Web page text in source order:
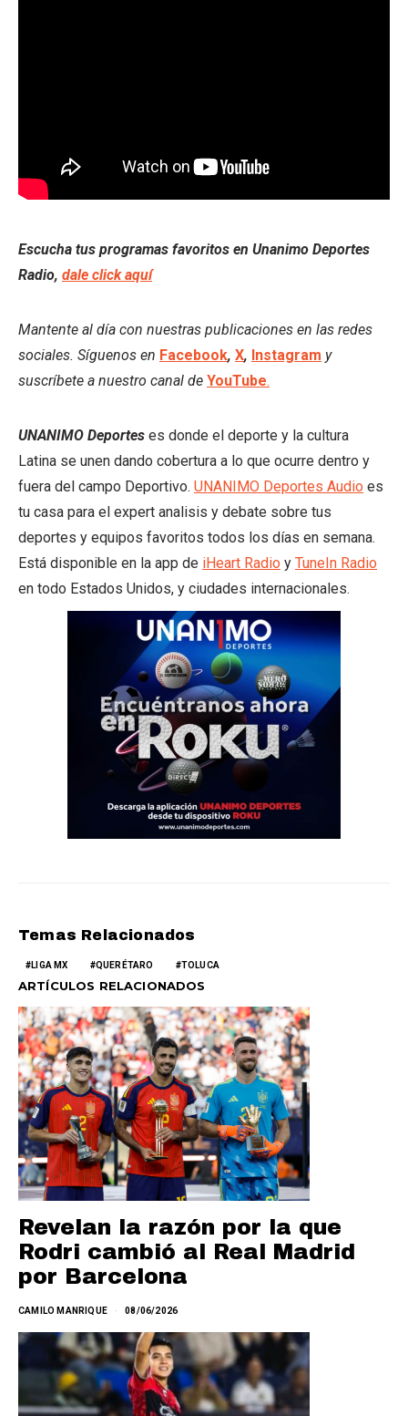
Escucha tus programas favoritos en Unanimo Deportes
Radio, dale click aquí
Mantente al día con nuestras publicaciones en las redes
sociales. Síguenos en Facebook, X, Instagram y
suscríbete a nuestro canal de YouTube.
UNANIMO Deportes es donde el deporte y la cultura
Latina se unen dando cobertura a lo que ocurre dentro y
fuera del campo Deportivo. UNANIMO Deportes Audio es
tu casa para el expert analisis y debate sobre tus
deportes y equipos favoritos todos los días en semana.
Está disponible en la app de iHeart Radio y TuneIn Radio
en todo Estados Unidos, y ciudades internacionales.
Temas Relacionados
LIGA MX QUERÉTARO TOLUCA
ARTÍCULOS RELACIONADOS
Revelan la razón por la que
Rodri cambió al Real Madrid
por Barcelona
CAMILO MANRIQUE 08/06/2026